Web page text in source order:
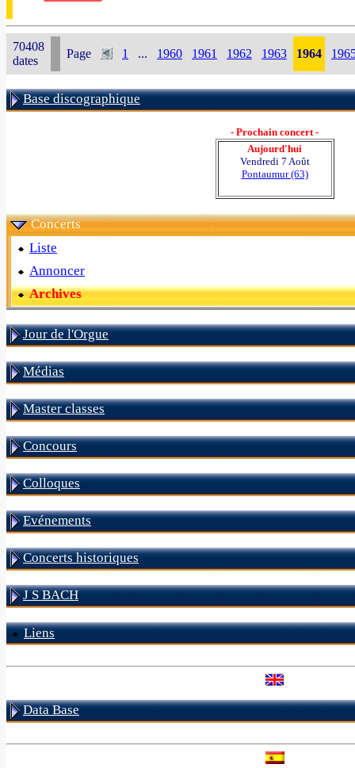
70408
dates
Page 1 ... 1960 1961 1962 1963 1964
Base discographique
- Prochain concert -
Aujourd'hui
Vendredi 7 Août
Pontaumur (63)
Concerts
Liste
Annoncer
Archives
Jour de l'Orgue
Médias
Master classes
Concours
Colloques
Evénements
Concerts historiques
J S BACH
Liens
Data Base